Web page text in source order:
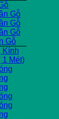
Gỗ
Gỗ
Gỗ
Gỗ
Kính
1 Mét)